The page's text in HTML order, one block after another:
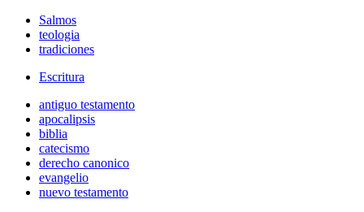
Salmos
teologia
tradiciones
Escritura
antiguo testamento
apocalipsis
biblia
catecismo
derecho canonico
evangelio
nuevo testamento